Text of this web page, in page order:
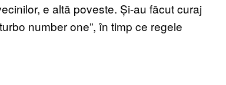
e altă poveste. Și-au făcut curaj
number one”, în timp ce regele